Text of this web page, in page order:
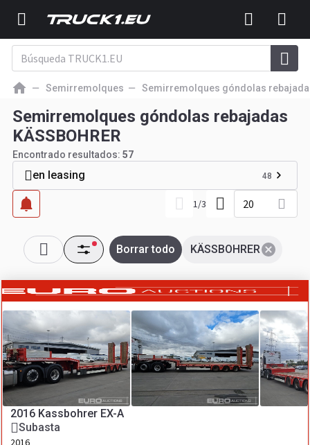
Semirremolques Semirremolques góndolas
Semirremolques góndolas rebajadas
KÄSSBOHRER
Encontrado resultados: 57
en leasing 48
1/3 20
KÄSSBOHRER
Borrar todo
2016 Kassbohrer EX-A
Subasta
2016